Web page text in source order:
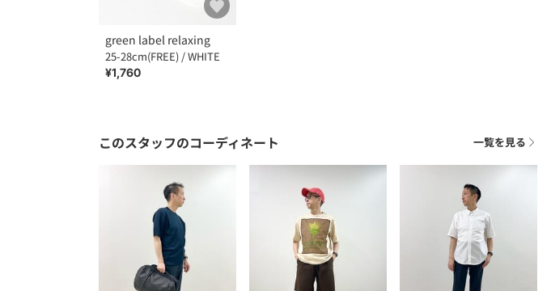
green label relaxing
25-28cm(FREE) / WHITE
¥1,760
このスタッフのコーディネート 一覧を見る